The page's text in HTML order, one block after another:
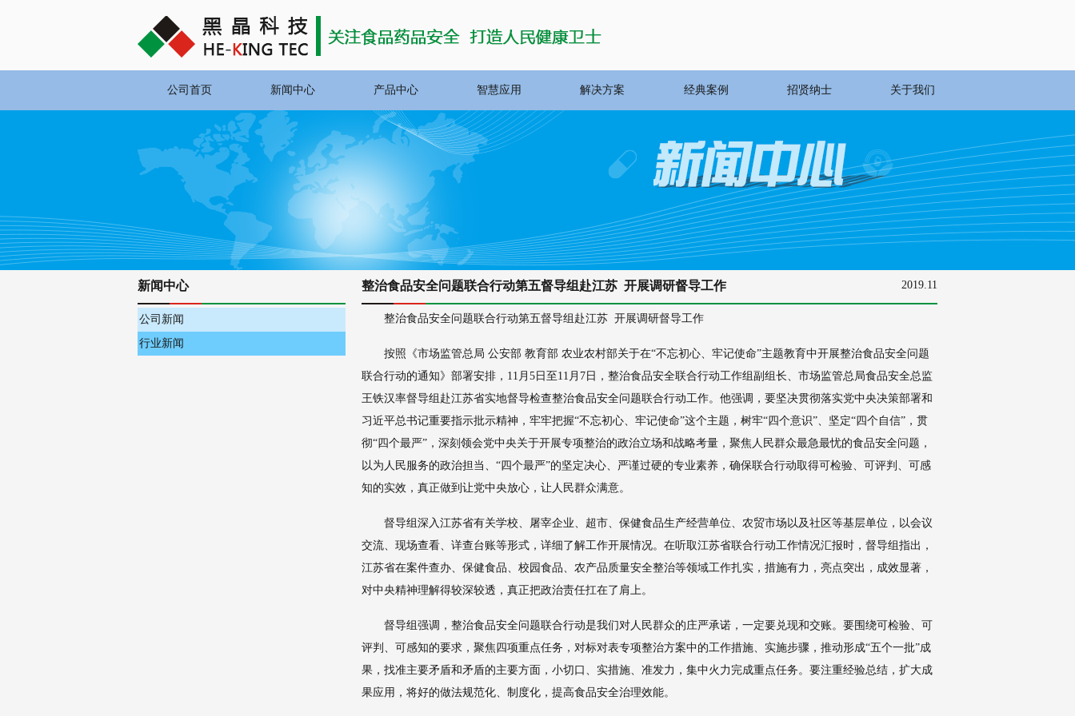
公司首页 新闻中心 产品中心 智慧应用 解决方案 经典案例 招贤纳士 关于我们
新闻中心
公司新闻
行业新闻
整治食品安全问题联合行动第五督导组赴江苏 开展调研督导工作 2019.11
整治食品安全问题联合行动第五督导组赴江苏 开展调研督导工作
按照《市场监管总局 公安部 教育部 农业农村部关于在“不忘初心、牢记使命”主题教育中开展整治食品安全问题
联合行动的通知》部署安排，11月5日至11月7日，整治食品安全联合行动工作组副组长、市场监管总局食品安全总监
王铁汉率督导组赴江苏省实地督导检查整治食品安全问题联合行动工作。他强调，要坚决贯彻落实党中央决策部署和
习近平总书记重要指示批示精神，牢牢把握“不忘初心、牢记使命”这个主题，树牢“四个意识”、坚定“四个自信”，贯
彻“四个最严”，深刻领会党中央关于开展专项整治的政治立场和战略考量，聚焦人民群众最急最忧的食品安全问题，
以为人民服务的政治担当、“四个最严”的坚定决心、严谨过硬的专业素养，确保联合行动取得可检验、可评判、可感
知的实效，真正做到让党中央放心，让人民群众满意。
督导组深入江苏省有关学校、屠宰企业、超市、保健食品生产经营单位、农贸市场以及社区等基层单位，以会议
交流、现场查看、详查台账等形式，详细了解工作开展情况。在听取江苏省联合行动工作情况汇报时，督导组指出，
江苏省在案件查办、保健食品、校园食品、农产品质量安全整治等领域工作扎实，措施有力，亮点突出，成效显著，
对中央精神理解得较深较透，真正把政治责任扛在了肩上。
督导组强调，整治食品安全问题联合行动是我们对人民群众的庄严承诺，一定要兑现和交账。要围绕可检验、可
评判、可感知的要求，聚焦四项重点任务，对标对表专项整治方案中的工作措施、实施步骤，推动形成“五个一批”成
果，找准主要矛盾和矛盾的主要方面，小切口、实措施、准发力，集中火力完成重点任务。要注重经验总结，扩大成
果应用，将好的做法规范化、制度化，提高食品安全治理效能。